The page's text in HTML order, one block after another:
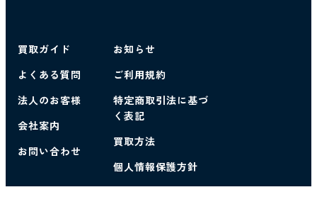
買取ガイド
よくある質問
法人のお客様
会社案内
お問い合わせ
お知らせ
ご利用規約
特定商取引法に基づ
く表記
買取方法
個人情報保護方針